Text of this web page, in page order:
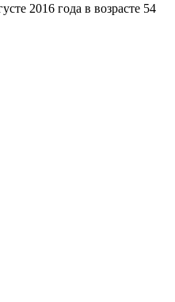
2016 года в возрасте 54